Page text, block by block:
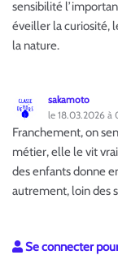
sensibilité
éveiller la curiosité,
la nature.
sakamoto
le 18.03.2026 à
Franchement, on
métier, elle le vit
des enfants donne
autrement, loin des
Se connecter